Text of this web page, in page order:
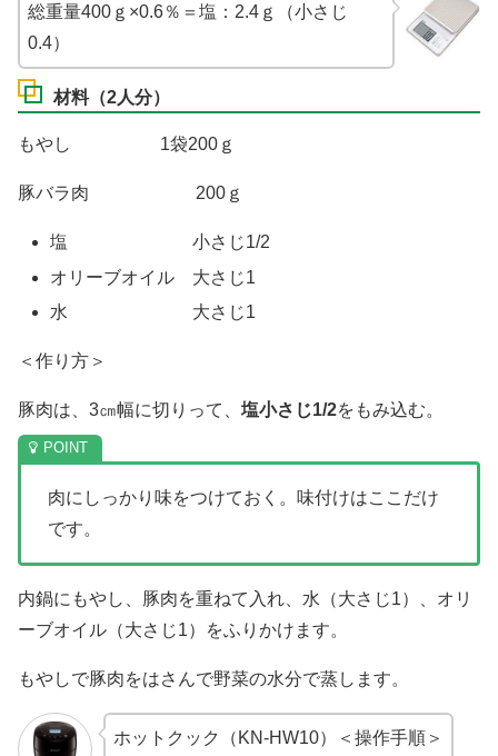
総重量400ｇ×0.6％＝塩：2.4ｇ（小さじ
0.4）
材料（2人分）
もやし 1袋200ｇ
豚バラ肉 200ｇ
塩 小さじ1/2
オリーブオイル 大さじ1
水 大さじ1
＜作り方＞
豚肉は、3㎝幅に切りって、 塩小さじ1/2をもみ込む。
肉にしっかり味をつけておく。味付けはここだけ
です。
内鍋にもやし、豚肉を重ねて入れ、水（大さじ1）、オリ
ーブオイル（大さじ1）をふりかけます。
もやしで豚肉をはさんで野菜の水分で蒸します。
ホットクック（KN-HW10）＜操作手順＞